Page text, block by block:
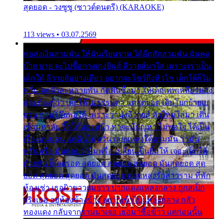
สุดยอด - วงซูซู (ซาวด์ดนตรี) (KARAOKE)
113 views • 03.07.2569
พ่อส่งเงินสามพัน ให้ฉันเรียนราม ได้อีกสักสามพัน ฉันคง
บ๊าย บาย จะไปซื้อกางเกงยีนส์ ลีวายส์มาใส่ เพราะเราเป็น
เด็กใต้ ลีวายส์อย่างเดียว อยากจะโชว์ถึงหิวโซ เด็กใต้ก็ไม่
หวั่น ตกตัวละหลายพัน กัดฟันซื้อมา ให้เด็กเทพเหลียวมอง
และต้องรู้ว่า เด็กใต้ไม่ธรรมดา แต่สุดยอด เดินโยกย้ายเย
ยวน กวนโอ๊ยพอได้ เพราะว่านุ่งลีวายส์ ตัวใหม่ใส่มา เดิน
เข้ามหาลัย จิ๊กโก๊มองหน้า ท่าจะมีปัญหา ไม่พอใจ ได้เป็น
เรื่องแน่นอน แต่ฉันไม่หวั่น เลยแหลงใต้ถามมัน ว่ามัน
พรั่นพรือ มันตอบว่าไม่พรื่อ เปลี่ยนเป็นยิ้มให้ เจอะเด็กใต้
ด้วยกัน ก็เลยรอด สุดยอด สุดยอด สุดยอด มันสุดยอด สุด
ยอด สุดยอด สุดยอด มันสุดยอด แอบหลงรักสาวราม ที่พัก
ห้องเช่า เธอผิวขาวผมยาว ปากแดงแหลงกลาง ถูกสเป็ก
จริงเธอ อยู่ห้องข้างข้าง อยากเข้าไปแหลงกลาง กลัว
ทองแดง กลับจากรามมาเจอ เธอมาซื้อข้าว แต่ก่อนนั้น